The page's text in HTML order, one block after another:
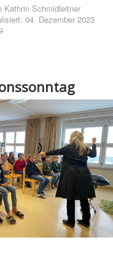
Kathrin Schmidleitner
04. Dezember 2023